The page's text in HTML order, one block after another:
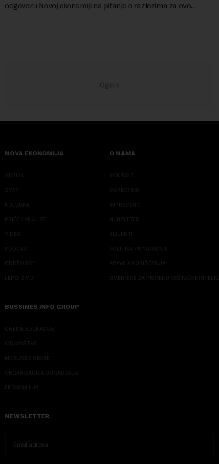
odgovoru Novoj ekonomiji na pitanje o razlozima za ovo
NOVA EKONOMIJA
SRBIJA
SVET
KOLUMNE
PRIČE I ANALIZE
VIDEO
PODCAST
ODRŽIVOST
LEPŠI ŽIVOT
O NAMA
KONTAKT
MARKETING
IMPRESSUM
NJUZLETER
KLIJENTI
POLITIKA PRIVATNOSTI
PRAVILA KORIŠĆENJA
SMERNICE ZA PRIMENU VEŠTAČKE
BUSSINES INFO GROUP
ONLINE EDUKACIJE
IZDAVAŠTVO
MEDIJSKE OBUKE
ORGANIZACIJA DOGADJAJA
EKONOM I JA
NEWSLETTER